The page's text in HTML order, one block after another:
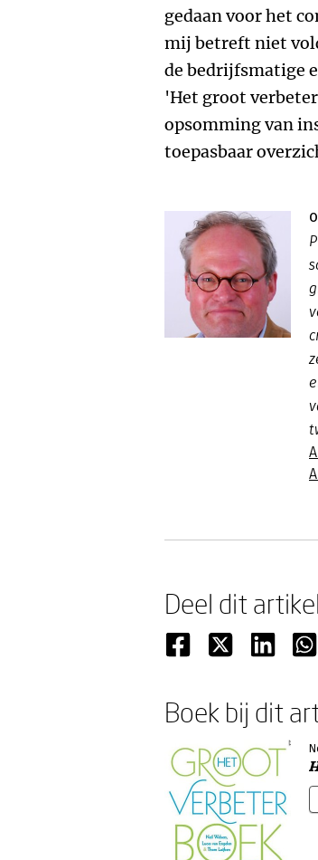
gedaan voor het
mij betreft niet
de bedrijfsmatige
'Het groot
opsomming van
toepasbaar
Deel dit artikel
Boek bij dit